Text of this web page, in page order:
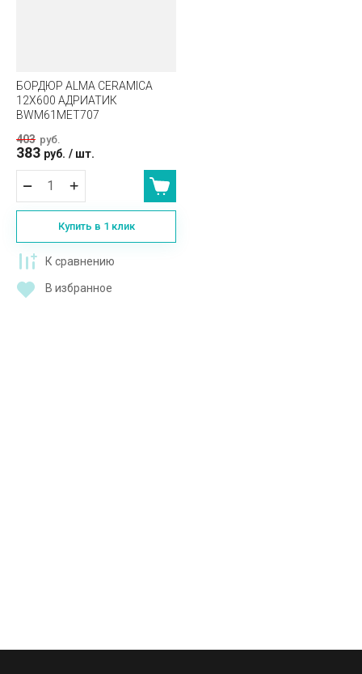
БОРДЮР ALMA CERAMICA
12X600 АДРИАТИК
BWM61MET707
403 руб.
383 руб. / шт.
Купить в 1 клик
К сравнению
В избранное